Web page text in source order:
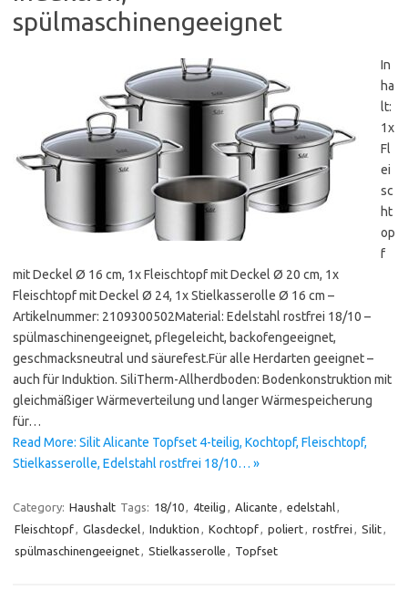
spülmaschinengeeignet
In
ha
lt:
1x
Fl
ei
sc
ht
op
f
mit Deckel Ø 16 cm, 1x Fleischtopf mit Deckel Ø 20 cm, 1x
Fleischtopf mit Deckel Ø 24, 1x Stielkasserolle Ø 16 cm –
Artikelnummer: 2109300502Material: Edelstahl rostfrei 18/10 –
spülmaschinengeeignet, pflegeleicht, backofengeeignet,
geschmacksneutral und säurefest.Für alle Herdarten geeignet –
auch für Induktion. SiliTherm-Allherdboden: Bodenkonstruktion mit
gleichmäßiger Wärmeverteilung und langer Wärmespeicherung
für…
Read More: Silit Alicante Topfset 4-teilig, Kochtopf, Fleischtopf,
Stielkasserolle, Edelstahl rostfrei 18/10… »
Category: Haushalt Tags: 18/10, 4teilig , Alicante , edelstahl,
Fleischtopf, Glasdeckel, Induktion , Kochtopf, poliert, rostfrei , Silit,
spülmaschinengeeignet, Stielkasserolle , Topfset